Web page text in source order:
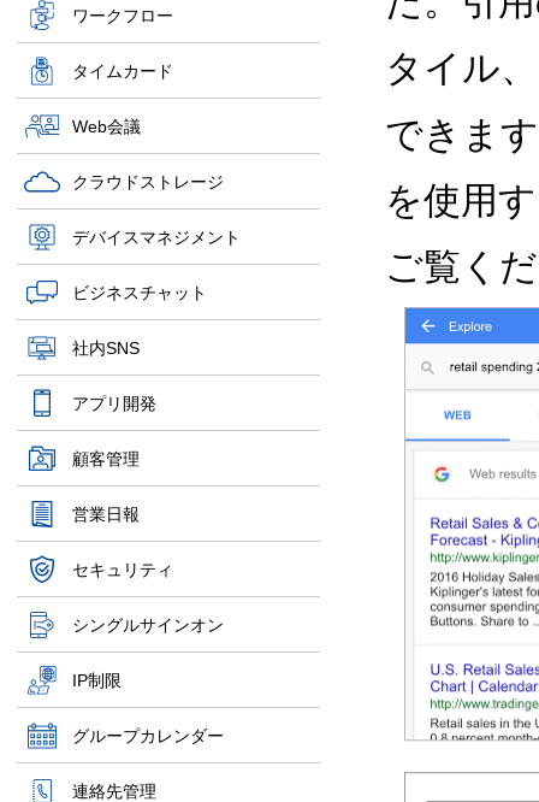
ワークフロー
タイムカード
Web会議
クラウドストレージ
デバイスマネジメント
ビジネスチャット
社内SNS
アプリ開発
顧客管理
営業日報
セキュリティ
シングルサインオン
IP制限
グループカレンダー
連絡先管理
タイル
できま
を使用
ご覧く